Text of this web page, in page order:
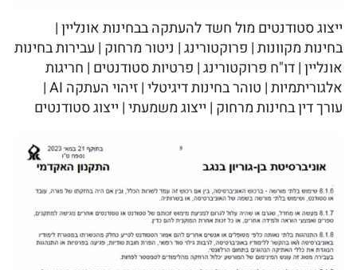
ייצוג סטודנטים מול חשד להעתקה בבחינות אונליין |
בחינות מקוונות | פרוקטורינג | ניטור מרחוק | עבירות בחינות
אונליין | דו"ח פרוקטורינג | פרטיות סטודנטים | חריגות
אלגוריתמיות | טוהר בחינות דיגיטלי | זיהוי העתקה AI |
עורך דין בחינות מרחוק | ייצוג משמעתי | ייצוג סטודנטים